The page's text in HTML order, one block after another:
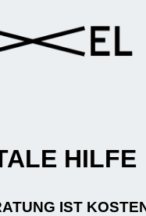
HILFE
IST